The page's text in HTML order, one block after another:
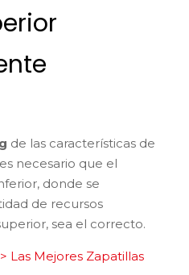
de las características de
es necesario que el
donde se
de recursos
sea el correcto.
Las Mejores Zapatillas